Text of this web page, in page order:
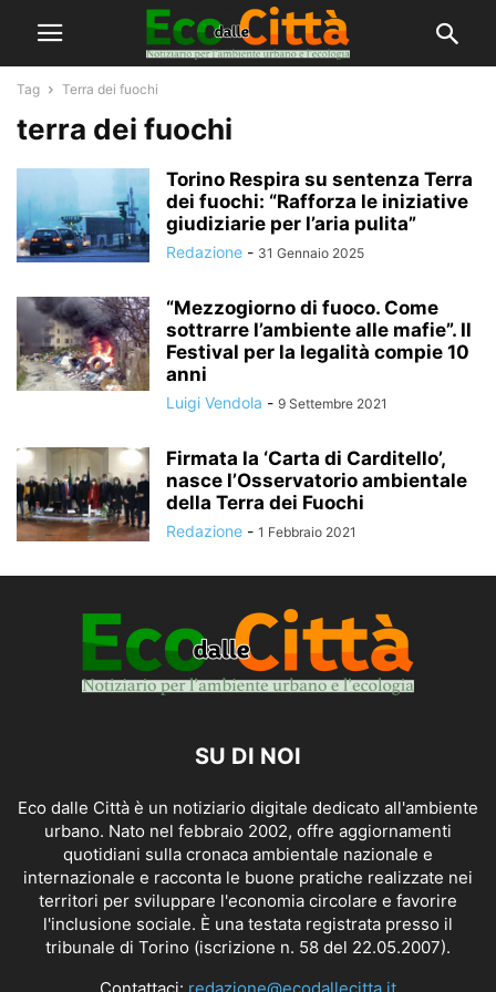
Tag Terra dei fuochi
terra dei fuochi
Torino Respira su sentenza Terra
dei fuochi: “Rafforza le iniziative
giudiziarie per l’aria pulita”
Redazione - 31 Gennaio 2025
“Mezzogiorno di fuoco. Come
sottrarre l’ambiente alle mafie”. Il
Festival per la legalità compie 10
anni
Luigi Vendola - 9 Settembre 2021
Firmata la ‘Carta di Carditello’,
nasce l’Osservatorio ambientale
della Terra dei Fuochi
Redazione - 1 Febbraio 2021
SU DI NOI
Eco dalle Città è un notiziario digitale dedicato all'ambiente
urbano. Nato nel febbraio 2002, offre aggiornamenti
quotidiani sulla cronaca ambientale nazionale e
internazionale e racconta le buone pratiche realizzate nei
territori per sviluppare l'economia circolare e favorire
l'inclusione sociale. È una testata registrata presso il
tribunale di Torino (iscrizione n. 58 del 22.05.2007).